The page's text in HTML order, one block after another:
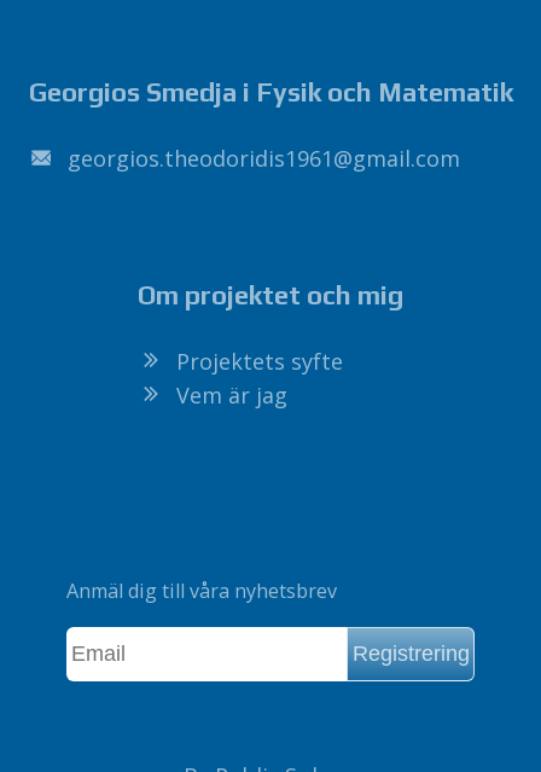
Georgios Smedja i Fysik och Matematik
moc
.
liamg
@
1691sidirodoeht.soigroeg
Om projektet och mig
Projektets syfte
Vem är jag
Anmäl dig till våra nyhetsbrev